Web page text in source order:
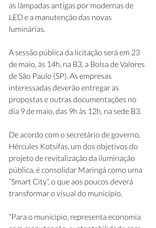
as lâmpadas antigas por modernas de
LED e a manutenção das novas
luminárias.
A sessão pública da licitação será em 23
de maio, às 14h, na B3, a Bolsa de Valores
de São Paulo (SP). As empresas
interessadas deverão entregar as
propostas e outras documentações no
dia 9 de maio, das 9h às 12h, na sede B3.
De acordo com o secretário de governo,
Hércules Kotsifas, um dos objetivos do
projeto de revitalização da iluminação
pública, é consolidar Maringá como uma
“Smart City”, o que aos poucos deverá
transformar o visual do município.
“Para o município, representa economia